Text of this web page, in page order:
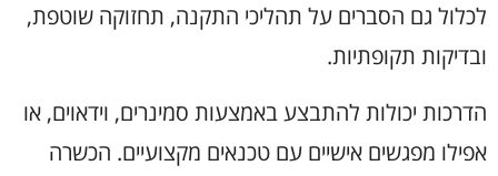
לכלול גם הסברים על תהליכי התקנה, תחזוקה שוטפת,
ובדיקות תקופתיות.
הדרכות יכולות להתבצע באמצעות סמינרים, וידאוים, או
אפילו מפגשים אישיים עם טכנאים מקצועיים. הכשרה